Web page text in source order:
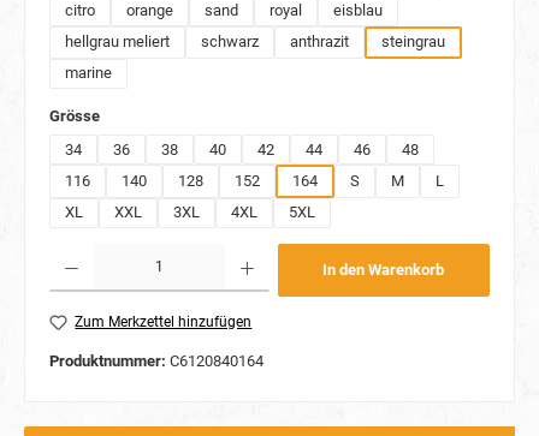
citro
orange sand royal
eisblau
hellgrau meliert
schwarz anthrazit
steingrau
marine
Grösseauswählen
34
36 38 40 42 44 46
48
116
140 128 152 164 S M
L
XL
XXL 3XL 4XL 5XL
In den Warenkorb
Zum Merkzettel hinzufügen
Produktnummer: C6120840164